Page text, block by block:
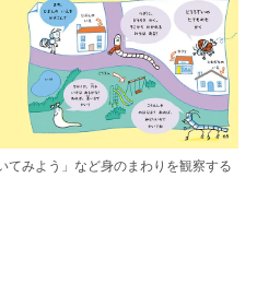
みよう」など身のまわりを観察する